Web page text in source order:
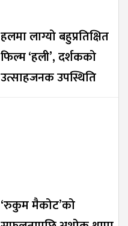
हलमा लाग्यो बहुप्रतिक्षित
फिल्म ‘हली’, दर्शकको
उत्साहजनक उपस्थिति
‘रुकुम मैकोट’को